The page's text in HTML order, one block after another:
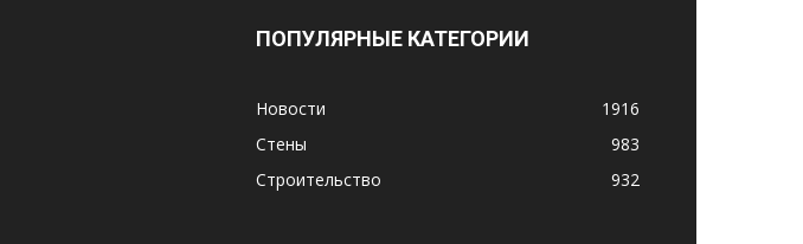
ПОПУЛЯРНЫЕ КАТЕГОРИИ
Новости
1916
Стены
983
Строительство
932